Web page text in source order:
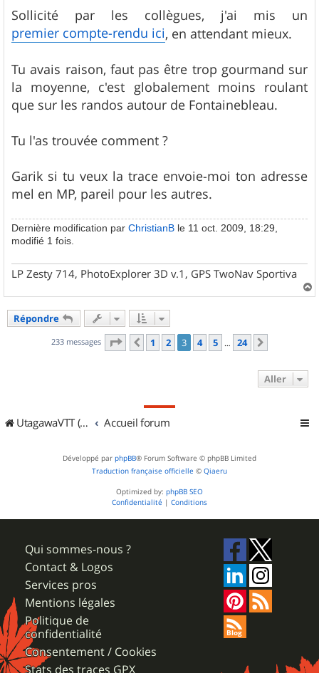
Sollicité par les collègues, j'ai mis un
premier compte-rendu ici, en attendant mieux.
Tu avais raison, faut pas être trop gourmand sur
la moyenne, c'est globalement moins roulant
que sur les randos autour de Fontainebleau.
Tu l'as trouvée comment ?
Garik si tu veux la trace envoie-moi ton adresse
mel en MP, pareil pour les autres.
Dernière modification par ChristianB le 11 oct. 2009, 18:29,
modifié 1 fois.
LP Zesty 714, PhotoExplorer 3D v.1, GPS TwoNav Sportiva
a
Répondre
233 messages Page 3sur
Précédent
1 2 3 4 5 … 24
Aller
UtagawaVTT (Randos VTT et VTTAE avec traces GPS) Accueil forum
Développé par phpBB® Forum Software © phpBB Limited
Traduction française officielle © Qiaeru
Optimized by: phpBB SEO
Confidentialité | Conditions
Qui sommes-nous ?
Contact & Logos
Services pros
Mentions légales
Politique de
confidentialité
Consentement / Cookies
Stats des traces GPX